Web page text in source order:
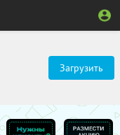
Загрузить